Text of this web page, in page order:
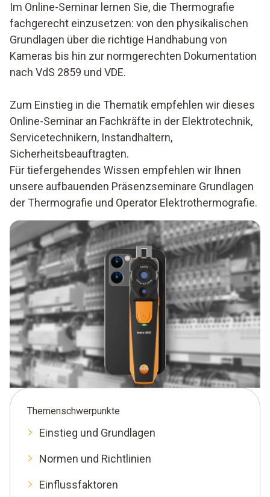
Im Online-Seminar lernen Sie, die Thermografie
fachgerecht einzusetzen: von den physikalischen
Grundlagen über die richtige Handhabung von
Kameras bis hin zur normgerechten Dokumentation
nach VdS 2859 und VDE.
Zum Einstieg in die Thematik empfehlen wir dieses
Online-Seminar an Fachkräfte in der Elektrotechnik,
Servicetechnikern, Instandhaltern,
Sicherheitsbeauftragten.
Für tiefergehendes Wissen empfehlen wir Ihnen
unsere aufbauenden Präsenzseminare Grundlagen
der Thermografie und Operator Elektrothermografie.
Themenschwerpunkte
Einstieg und Grundlagen
Normen und Richtlinien
Einflussfaktoren